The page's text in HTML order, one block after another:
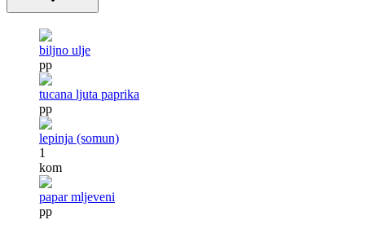
biljno ulje
pp
tucana ljuta paprika
pp
lepinja (somun)
1
kom
papar mljeveni
pp